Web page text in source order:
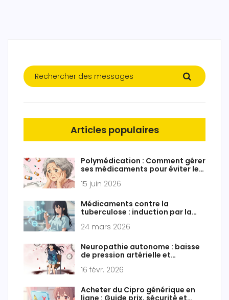
Articles populaires
Polymédication : Comment gérer
ses médicaments pour éviter les
15 juin 2026
Médicaments contre la
tuberculose : induction par la
médicamenteuses
24 mars 2026
Neuropathie autonome : baisse
de pression artérielle et
16 févr. 2026
Acheter du Cipro générique en